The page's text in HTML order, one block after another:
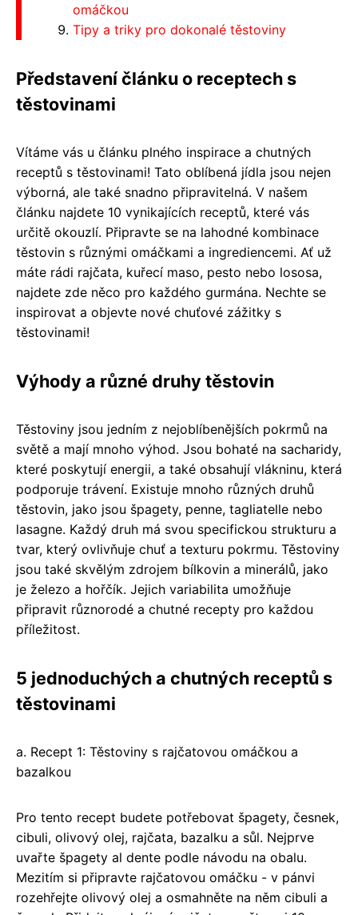
omáčkou
Tipy a triky pro dokonalé těstoviny
Představení článku o receptech s
těstovinami
Vítáme vás u článku plného inspirace a chutných
receptů s těstovinami! Tato oblíbená jídla jsou nejen
výborná, ale také snadno připravitelná. V našem
článku najdete 10 vynikajících receptů, které vás
určitě okouzlí. Připravte se na lahodné kombinace
těstovin s různými omáčkami a ingrediencemi. Ať už
máte rádi rajčata, kuřecí maso, pesto nebo lososa,
najdete zde něco pro každého gurmána. Nechte se
inspirovat a objevte nové chuťové zážitky s
těstovinami!
Výhody a různé druhy těstovin
Těstoviny jsou jedním z nejoblíbenějších pokrmů na
světě a mají mnoho výhod. Jsou bohaté na sacharidy,
které poskytují energii, a také obsahují vlákninu, která
podporuje trávení. Existuje mnoho různých druhů
těstovin, jako jsou špagety, penne, tagliatelle nebo
lasagne. Každý druh má svou specifickou strukturu a
tvar, který ovlivňuje chuť a texturu pokrmu. Těstoviny
jsou také skvělým zdrojem bílkovin a minerálů, jako
je železo a hořčík. Jejich variabilita umožňuje
připravit různorodé a chutné recepty pro každou
příležitost.
5 jednoduchých a chutných receptů s
těstovinami
a. Recept 1: Těstoviny s rajčatovou omáčkou a
bazalkou
Pro tento recept budete potřebovat špagety, česnek,
cibuli, olivový olej, rajčata, bazalku a sůl. Nejprve
uvařte špagety al dente podle návodu na obalu.
Mezitím si připravte rajčatovou omáčku - v pánvi
rozehřejte olivový olej a osmahněte na něm cibuli a